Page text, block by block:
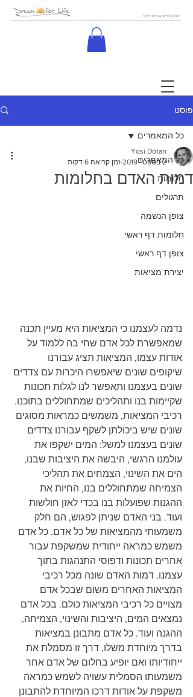
פוסט
כל המאמרים
חלומות
תרגולים
צופן הנשמה
חלומות דף ראשי
צופן דף ראשי
יצירת מציאות
כל המאמרים
דמות האדם בחלומות
Yosi Dotan
2 בספט׳ 2019
זמן קריאה 6 דקות
נדמה לעצמנו כי המציאות היא מעיין תכנה
שמאפשרת לכל אדם שחי בה ללמוד על
אודות עצמו, המציאות תציג עבורנו
שיקופים שונים שיאפשרו היכרות עם צדדים
שונים בעצמנו ותאפשר לנו לגלות תכונות
שקיימות בנו ותהליכים שמתחוללים בתוכנו.
רכיבי המציאות, משמשים כמראות מסוגים
שונים שיש ביכולתן לשקף עבורנו צדדים
שונים בעצמנו למשל: המים ישקפו את
עולמנו הרגשי, היבשה את היציבות שבנו,
הים את השינוי, הצמחים את תהליכי
הצמיחה שמתחוללים בנו, החיות את
ההגנות שפועלות בנו בכדי לאזן חולשות
ועוד. בני האדם שניתן לפגוש, הם חלק
משמעותי מהמציאות של כל אדם. כל אדם
משמש כמראה ייחודית שמשקפת עבור
אחרים תכונות ודפוסי התנהגות בתוך
עצמנו. דמות האדם שונה מכל רכיבי
המציאות האחרים משום שבכל אדם
מצויים כל רכיבי המציאות כולם. בכל אדם
נמצאים המים, היציבות והשינוי, הצמיחה,
ההגנה ועוד. כל אדם מתבונן במציאות
בדרך מיוחדת משלו, דרך זו מסמלת את
ייחודיותו ואם יופיע בחלום של אדם אחר
משמעותו הסמלית עשויה לשמש כמראה
משקפת על אודות דרכו המיוחדת להתבונן